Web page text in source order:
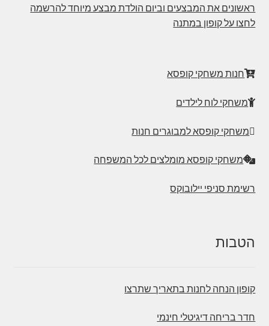
ראשונים את המבצעים וביום הולדת מבצע מיוחד להרשמה
לחצו על קופון במתנה
חנות משחקי קופסא
משחקי לוח לילדים
משחקי קופסא למבוגרים חנות
משחקי קופסא מומלצים לכל המשפחה
רשימת סניפי יילובוקס
הטבות
קופון הנחה לחנות בתאריך שתרצו
חדר בריחה דיגיטלי חינמי